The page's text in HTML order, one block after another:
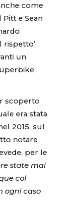
come
Pitt e Sean
rispetto’,
un
scoperto
era stata
2015, sul
notare
per le
state mai
col
ogni caso